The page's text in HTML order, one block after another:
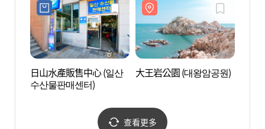
日山水產販售中心 (일산
수산물판매센터)
大王岩公園 (대왕암공원)
查看更多